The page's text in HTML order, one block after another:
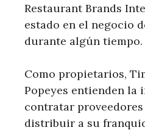
Restaurant Brands
estado en el negocio
durante algún tiempo.
Como propietarios,
Popeyes entienden la
contratar
distribuir a su